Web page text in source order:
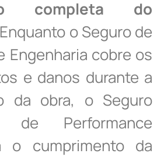
completa do
o Seguro de
Engenharia cobre os
e danos durante a
da obra, o Seguro
de Performance
o cumprimento da